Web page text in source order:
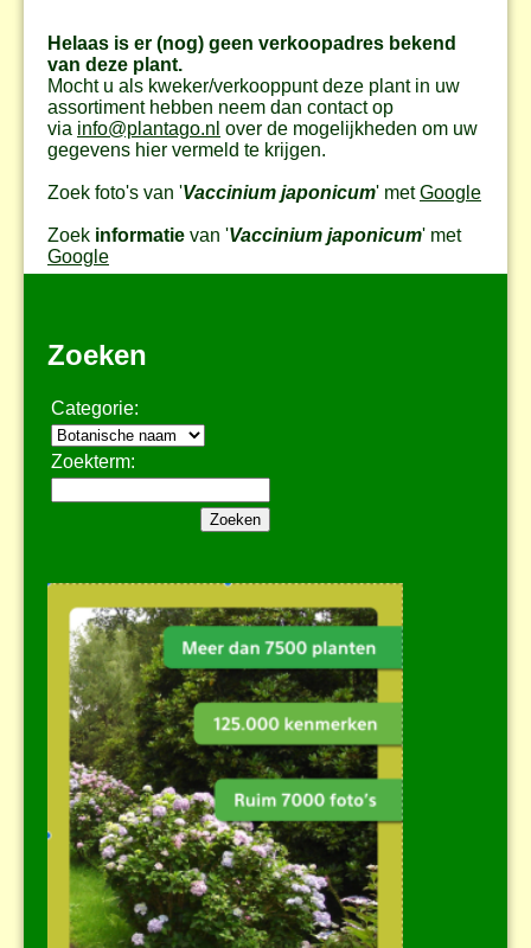
Helaas is er (nog) geen verkoopadres bekend
van deze plant.
Mocht u als kweker/verkooppunt deze plant in uw
assortiment hebben neem dan contact op
via info@plantago.nl over de mogelijkheden om uw
gegevens hier vermeld te krijgen.
Zoek foto's van 'Vaccinium japonicum' metGoogle
Zoek informatie van 'Vaccinium japonicum' met
Google
Zoeken
Categorie:
Zoekterm: